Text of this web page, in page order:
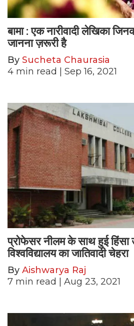
बामा : एक नारीवादी लेखिका
जानना ज़रूरी है
By Sucheta Chaurasia
4 min read | Sep 16, 2021
प्रोफेसर नीलम के साथ हुई हिंसा
विश्वविद्यालय का जातिवादी चेहरा
By Aishwarya Raj
7 min read | Aug 23, 2021